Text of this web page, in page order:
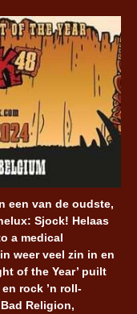
een van de oudste,
Sjock! Helaas
a medical
weer veel zin in en
of the Year’ puilt
rock ’n roll-
Religion,